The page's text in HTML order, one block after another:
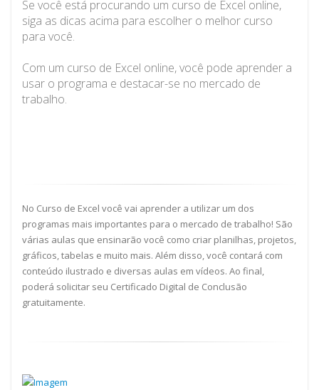
Se você está procurando um curso de Excel online,
siga as dicas acima para escolher o melhor curso
para você.
Com um curso de Excel online, você pode aprender a
usar o programa e destacar-se no mercado de
trabalho.
No Curso de Excel você vai aprender a utilizar um dos
programas mais importantes para o mercado de trabalho! São
várias aulas que ensinarão você como criar planilhas, projetos,
gráficos, tabelas e muito mais. Além disso, você contará com
conteúdo ilustrado e diversas aulas em vídeos. Ao final,
poderá solicitar seu Certificado Digital de Conclusão
gratuitamente.